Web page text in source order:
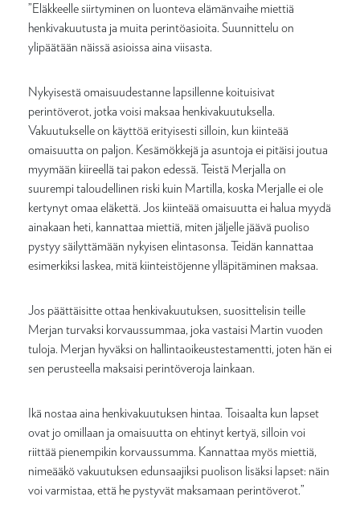
”Eläkkeelle siirtyminen on luonteva elämänvaihe miettiä
henkivakuutusta ja muita perintöasioita. Suunnittelu on
ylipäätään näissä asioissa aina viisasta.
Nykyisestä omaisuudestanne lapsillenne koituisivat
perintöverot, jotka voisi maksaa henkivakuutuksella.
Vakuutukselle on käyttöä erityisesti silloin, kun kiinteää
omaisuutta on paljon. Kesämökkejä ja asuntoja ei pitäisi joutua
myymään kiireellä tai pakon edessä. Teistä Merjalla on
suurempi taloudellinen riski kuin Martilla, koska Merjalle ei ole
kertynyt omaa eläkettä. Jos kiinteää omaisuutta ei halua myydä
ainakaan heti, kannattaa miettiä, miten jäljelle jäävä puoliso
pystyy säilyttämään nykyisen elintasonsa. Teidän kannattaa
esimerkiksi laskea, mitä kiinteistöjenne ylläpitäminen maksaa.
Jos päättäisitte ottaa henkivakuutuksen, suosittelisin teille
Merjan turvaksi korvaussummaa, joka vastaisi Martin vuoden
tuloja. Merjan hyväksi on hallintaoikeustestamentti, joten hän ei
sen perusteella maksaisi perintöveroja lainkaan.
Ikä nostaa aina henkivakuutuksen hintaa. Toisaalta kun lapset
ovat jo omillaan ja omaisuutta on ehtinyt kertyä, silloin voi
riittää pienempikin korvaussumma. Kannattaa myös miettiä,
nimeääkö vakuutuksen edunsaajiksi puolison lisäksi lapset: näin
voi varmistaa, että he pystyvät maksamaan perintöverot.”